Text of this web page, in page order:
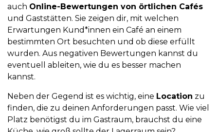
auch Online-Bewertungen von örtlichen Cafés
und Gaststätten. Sie zeigen dir, mit welchen
Erwartungen Kund*innen ein Café an einem
bestimmten Ort besuchten und ob diese erfüllt
wurden. Aus negativen Bewertungen kannst du
eventuell ableiten, wie du es besser machen
kannst.
Neben der Gegend ist es wichtig, eine Location zu
finden, die zu deinen Anforderungen passt. Wie viel
Platz benötigst du im Gastraum, brauchst du eine